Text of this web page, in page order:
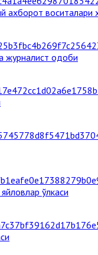
ахборот воситалари
журналист одоби
ўлкаси